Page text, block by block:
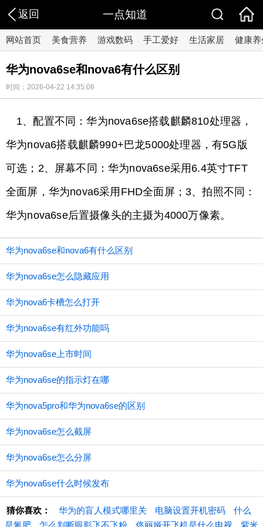
返回 一点知道
网站首页 美食营养 游戏数码 手工爱好 生活家居 健康养
华为nova6se和nova6有什么区别
时间：2026-04-22 14:35:06
1、配置不同：华为nova6se搭载麒麟810处理器，
华为nova6搭载麒麟990+巴龙5000处理器，有5G版
可选；2、屏幕不同：华为nova6se采用6.4英寸TFT
全面屏，华为nova6采用FHD全面屏；3、拍照不同：
华为nova6se后置摄像头的主摄为4000万像素。
华为nova6se和nova6有什么区别
华为nova6se怎么隐藏应用
华为nova6卡槽怎么打开
华为nova6se有红外功能吗
华为nova6se上市时间
华为nova6se的指示灯在哪
华为nova5pro和华为nova6se的区别
华为nova6se怎么截屏
华为nova6se怎么分屏
华为nova6se什么时候发布
猜你喜欢： 华为的盲人模式哪里关 电脑设置开机密码
什么
是氮肥
怎么判断眼影飞不飞粉 佟丽娅开飞机是什么电视 紫米